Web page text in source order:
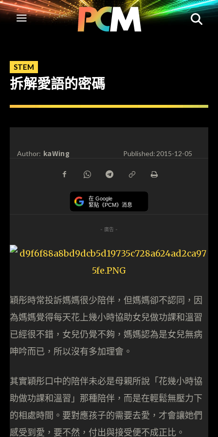
STEM
拆解愛語的密碼
Author: kaWing Published:2015-12-05
在 Google
緊貼《PCM》消息
- 廣告 -
穎彤時常投訴媽媽很少陪伴，但媽媽卻不認同，因
為媽媽覺得每天花上幾小時協助女兒做功課和溫習
已經很不錯，女兒仍覺不夠，媽媽認為是女兒無病
呻吟而已，所以沒有多加理會。
其實穎彤口中的陪伴未必是母親所說「花幾小時協
助做功課和溫習」那種陪伴，而是在輕鬆無壓力下
的相處時間。要對應孩子的需要去愛，才會讓她們
感受到愛，要不然，付出與接受便不成正比。